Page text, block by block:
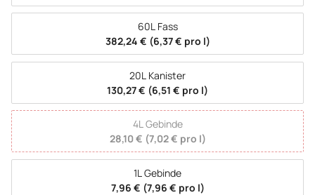
60L Fass
382,24 € (6,37 € pro l)
20L Kanister
130,27 € (6,51 € pro l)
4L Gebinde
28,10 € (7,02 € pro l)
1L Gebinde
7,96 € (7,96 € pro l)